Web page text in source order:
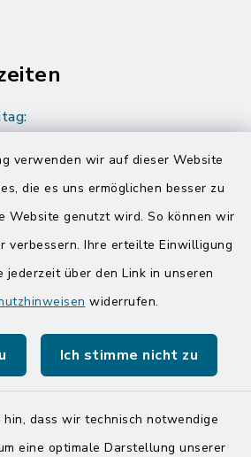
verwenden wir auf dieser Website
die es uns ermöglichen besser zu
Website genutzt wird. So können wir
verbessern. Ihre erteilte Einwilligung
jederzeit über den Link in unseren
widerrufen.
Ich stimme nicht zu
dass wir technisch notwendige
eine optimale Darstellung unserer
Stadt Bad Segeberg